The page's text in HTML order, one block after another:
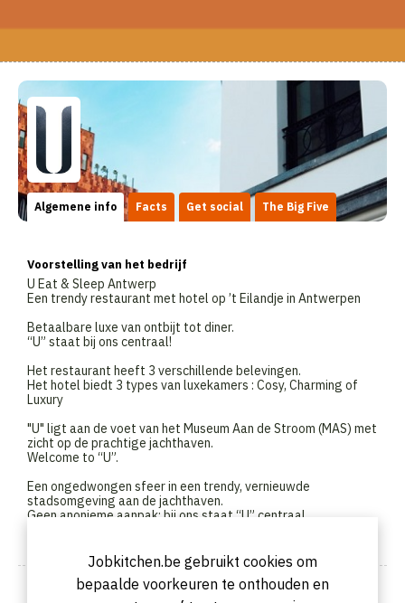
Algemene info Facts Get social The Big Five
Voorstelling van het bedrijf
U Eat & Sleep Antwerp
Een trendy restaurant met hotel op ’t Eilandje in Antwerpen
Betaalbare luxe van ontbijt tot diner.
“U” staat bij ons centraal!
Het restaurant heeft 3 verschillende belevingen.
Het hotel biedt 3 types van luxekamers : Cosy, Charming of
Luxury
"U" ligt aan de voet van het Museum Aan de Stroom (MAS) met
zicht op de prachtige jachthaven.
Welcome to “U”.
Een ongedwongen sfeer in een trendy, vernieuwde
stadsomgeving aan de jachthaven.
Geen anonieme aanpak; bij ons staat “U” centraal.
Foto van ons bedrijf
Jobkitchen.be gebruikt cookies om
bepaalde voorkeuren te onthouden en